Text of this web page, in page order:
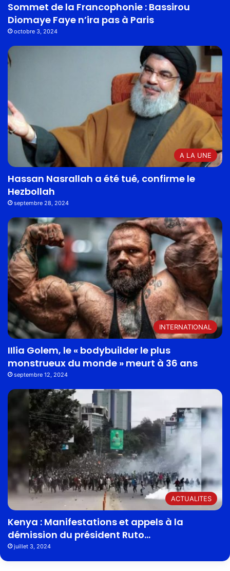
Sommet de la Francophonie : Bassirou
Diomaye Faye n’ira pas à Paris
octobre 3, 2024
A LA UNE
Hassan Nasrallah a été tué, confirme le
Hezbollah
septembre 28, 2024
INTERNATIONAL
IIlia Golem, le « bodybuilder le plus
monstrueux du monde » meurt à 36 ans
septembre 12, 2024
ACTUALITES
Kenya : Manifestations et appels à la
démission du président Ruto…
juillet 3, 2024